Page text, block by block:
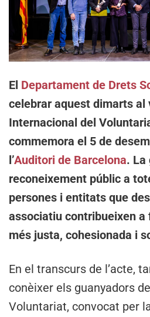
El Departament de Drets
celebrar aquest dimarts al
Internacional del
commemora el 5 de
l’Auditori de Barcelona. La
reconeixement públic a
persones i entitats que
associatiu contribueixen a
més justa, cohesionada i
En el transcurs de l’acte,
conèixer els guanyadors
Voluntariat, convocat per